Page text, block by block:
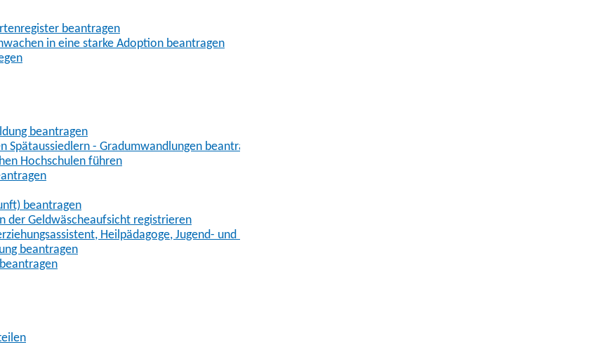
beantragen
in eine starke Adoption beantragen
beantragen
- Gradumwandlungen beantragen
Hochschulen führen
beantragen
der Geldwäscheaufsicht registrieren
Heilpädagoge, Jugend- und Heimerzieher, Sozialarbeiter, Sozialpädagoge mit ausländischer
beantragen